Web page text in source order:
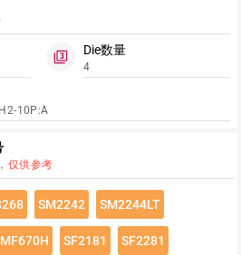
filter_3
Die数量
4
10P:A
仅供参考
SM2242 SM2244LT
SF2181 SF2281